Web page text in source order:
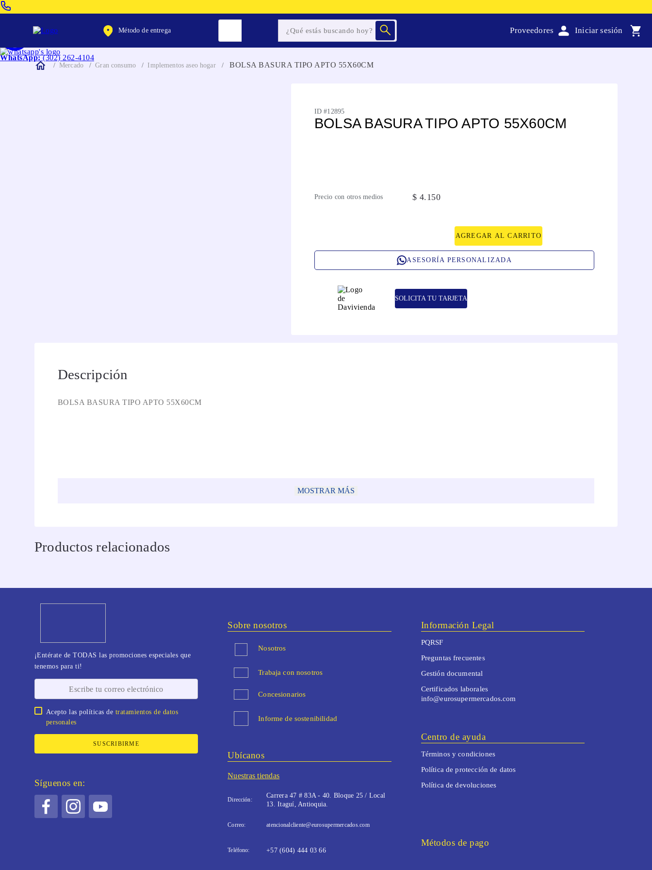
WhatsApp: (302) 262-4104
Método de entrega Proveedores
Mercado Gran consumo Implementos aseo hogar BOLSA BASURA TIPO APTO 55X60CM
ID #12895
BOLSA BASURA TIPO APTO 55X60CM
Precio con otros medios $ 4.150
AGREGAR AL CARRITO
ASESORÍA PERSONALIZADA
SOLICITA TU TARJETA
Descripción
BOLSA BASURA TIPO APTO 55X60CM
MOSTRAR MÁS
Productos relacionados
¡Entérate de TODAS las promociones especiales que
tenemos para ti!
Acepto las políticas de tratamientos de datos
personales
SUSCRIBIRME
Síguenos en:
Sobre nosotros
Nosotros
Trabaja con nosotros
Concesionarios
Informe de sostenibilidad
Ubícanos
Nuestras tiendas
Dirección:
Carrera 47 # 83A - 40. Bloque 25 / Local
13. Itaguí, Antioquia.
Correo: atencionalcliente@eurosupermercados.com
Teléfono: +57 (604) 444 03 66
Información Legal
PQRSF
Preguntas frecuentes
Gestión documental
Certificados laborales
info@eurosupermercados.com
Centro de ayuda
Términos y condiciones
Política de protección de datos
Política de devoluciones
Métodos de pago